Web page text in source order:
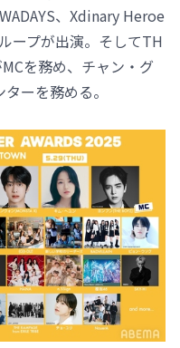
、Xdinary Heroe
ープが出演。そしてTH
を務め、チャン・グ
ーを務める。